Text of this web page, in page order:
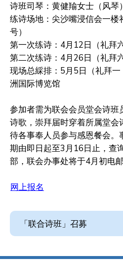
诗班司琴：黄健羭女士（风琴
练诗场地：尖沙嘴浸信会一
号）
第一次练诗：4月12日（礼拜
第二次练诗：4月26日（礼拜
现场总綵排：5月5日（礼拜
洲国际博览馆
参加者需为联会会员堂会诗
诗歌，崇拜届时穿着所属堂
待各事奉人员参与感恩餐会。
期由即日起至3月16日止，查
部，联会办事处将于4月初电
网上报名
「联合诗班」召募